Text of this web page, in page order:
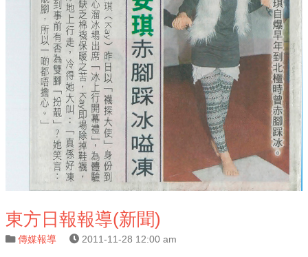
東方日報報導(新聞)
傳媒報導 2011-11-28 12:00 am